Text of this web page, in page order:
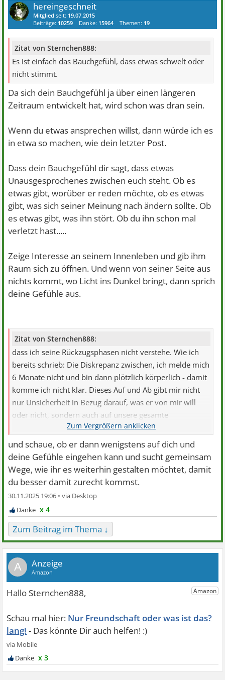
hereingeschneit
Mitglied seit: 19.07.2015
Beiträge: 10259 Danke: 15964 Themen: 19
Zitat von Sternchen888:
Es ist einfach das Bauchgefühl, dass etwas schwelt oder
nicht stimmt.
Da sich dein Bauchgefühl ja über einen längeren
Zeitraum entwickelt hat, wird schon was dran sein.
Wenn du etwas ansprechen willst, dann würde ich es
in etwa so machen, wie dein letzter Post.
Dass dein Bauchgefühl dir sagt, dass etwas
Unausgesprochenes zwischen euch steht. Ob es
etwas gibt, worüber er reden möchte, ob es etwas
gibt, was sich seiner Meinung nach ändern sollte. Ob
es etwas gibt, was ihn stört. Ob du ihn schon mal
verletzt hast.....
Zeige Interesse an seinem Innenleben und gib ihm
Raum sich zu öffnen. Und wenn von seiner Seite aus
nichts kommt, wo Licht ins Dunkel bringt, dann sprich
deine Gefühle aus.
Zitat von Sternchen888:
dass ich seine Rückzugsphasen nicht verstehe. Wie ich
bereits schrieb: Die Diskrepanz zwischen, ich melde mich
6 Monate nicht und bin dann plötzlich körperlich - damit
komme ich nicht klar. Dieses Auf und Ab gibt mir nicht
nur Unsicherheit in Bezug darauf, was er von mir will
oder nicht, sondern auch auf unsere gesamte
Freundschaft. Zieht er sich zurück, habe ich den
Eindruck, dass ich mich auch nicht melden sollte bzw.
fällt es mir schwer, locker zu bleiben. So ist die
Freundschaft für mich einfach nur anstrengend.
und schaue, ob er dann wenigstens auf dich und
deine Gefühle eingehen kann und sucht gemeinsam
Wege, wie ihr es weiterhin gestalten möchtet, damit
du besser damit zurecht kommst.
30.11.2025 19:06 •
x 4
Zum Beitrag im Thema ↓
A
Nur Freundschaft oder was ist das?
lang!
x 3